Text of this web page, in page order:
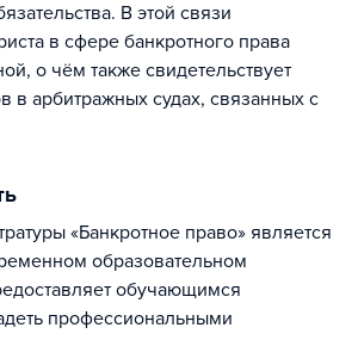
В этой связи
в сфере банкротного права
о чём также свидетельствует
в арбитражных судах, связанных с
образовательном
обучающимся
профессиональными